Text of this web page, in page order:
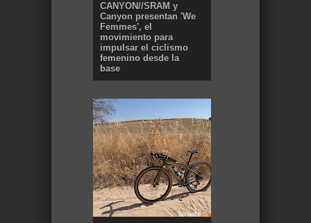
CANYON//SRAM y
Canyon presentan 'We
Femmes', el
movimiento para
impulsar el ciclismo
femenino desde la
base